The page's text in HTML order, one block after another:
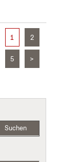
1 2
5 >
Suchen